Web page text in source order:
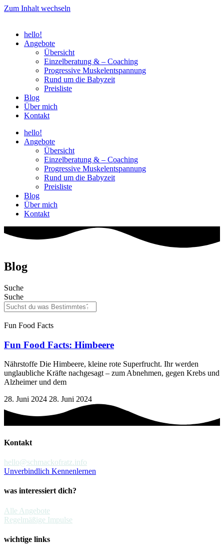
Zum Inhalt wechseln
hello!
Angebote
Übersicht
Einzelberatung & – Coaching
Progressive Muskelentspannung
Rund um die Babyzeit
Preisliste
Blog
Über mich
Kontakt
hello!
Angebote
Übersicht
Einzelberatung & – Coaching
Progressive Muskelentspannung
Rund um die Babyzeit
Preisliste
Blog
Über mich
Kontakt
Blog
Suche
Suche
Fun Food Facts
Fun Food Facts: Himbeere
Nährstoffe Die Himbeere, kleine rote Superfrucht. Ihr werden
unglaubliche Kräfte nachgesagt – zum Abnehmen, gegen Krebs und
Alzheimer und dem
28. Juni 2024 28. Juni 2024
Kontakt
hello@schmackofratz.info
Unverbindlich Kennenlernen
was interessiert dich?
Alle Angebote
Regelmäßige Impulse
wichtige links